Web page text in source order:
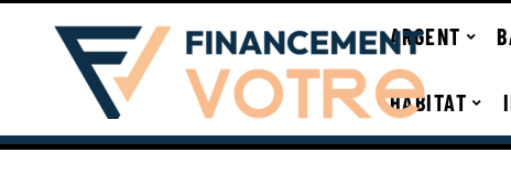
ARGENT
HABITAT